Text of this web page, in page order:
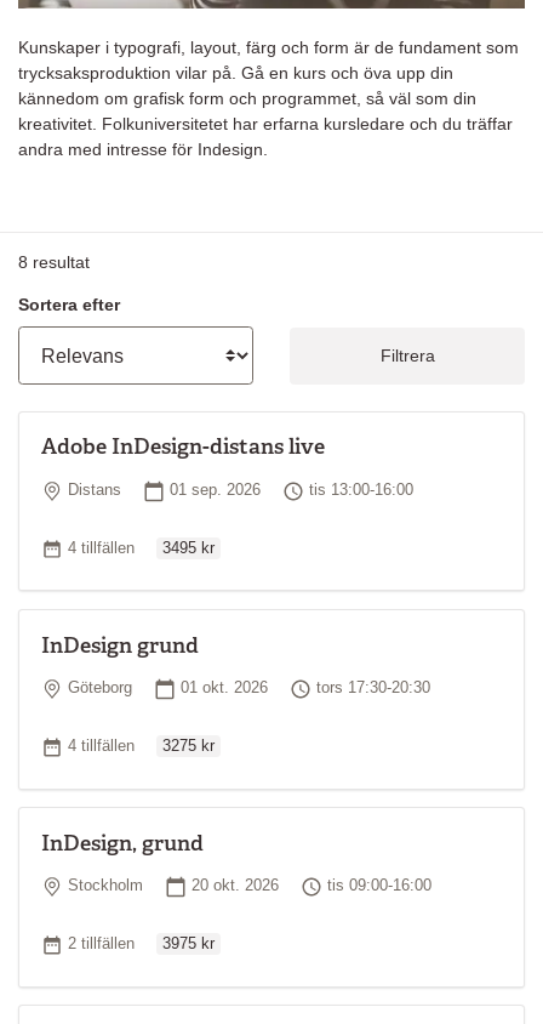
Kunskaper i typografi, layout, färg och form är de fundament som
trycksaksproduktion vilar på. Gå en kurs och öva upp din
kännedom om grafisk form och programmet, så väl som din
kreativitet. Folkuniversitetet har erfarna kursledare och du träffar
andra med intresse för Indesign.
8 resultat
Sortera efter
Filtrera
Adobe InDesign-distans live
Plats
Distans Startdatum
01 sep. 2026 Tid
tis 13:00-16:00
Antal tillfällen
4 tillfällen 3495 kr
InDesign grund
Plats
Göteborg Startdatum
01 okt. 2026 Tid
tors 17:30-20:30
Antal tillfällen
4 tillfällen 3275 kr
InDesign, grund
Plats
Stockholm Startdatum
20 okt. 2026 Tid
tis 09:00-16:00
Antal tillfällen
2 tillfällen 3975 kr